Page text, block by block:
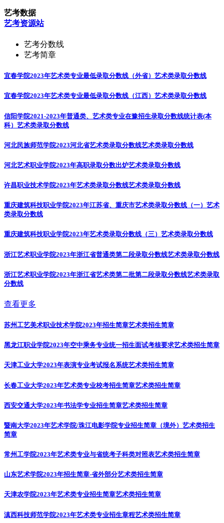
艺考数据
艺考资源站
艺考分数线
艺考简章
宜春学院2023年艺术类专业最低录取分数线（外省） 艺术类录取分数线
宜春学院2023年艺术类专业最低录取分数线（江西） 艺术类录取分数线
信阳学院2021-2023年普通类、艺术类专业在豫招生录取分数线统计表(本
科） 艺术类录取分数线
河北民族师范学院2023河北省艺术类录取分数线艺术类录取分数线
河北艺术职业学院2023年高职录取分数出炉艺术类录取分数线
许昌职业技术学院2023年艺术类录取分数线艺术类录取分数线
重庆建筑科技职业学院2023年江苏省、重庆市艺术类录取分数线（一） 艺术
类录取分数线
重庆建筑科技职业学院2023年艺术类录取分数线（三） 艺术类录取分数线
浙江艺术职业学院2023年浙江省普通类第二段录取分数线艺术类录取分数线
浙江艺术职业学院2023年浙江省艺术类第二批第二段录取分数线艺术类录取
分数线
查看更多
苏州工艺美术职业技术学院2023年招生简章艺术类招生简章
黑龙江职业学院2023年空中乘务专业统一招生面试考核要求艺术类招生简章
天津工业大学2023年表演专业考试报名系统艺术类招生简章
长春工业大学2023年艺术类专业校考招生简章艺术类招生简章
西安交通大学2023年书法学专业招生简章艺术类招生简章
暨南大学2023年艺术学院/珠江电影学院专业招生简章（境外） 艺术类招生
简章
常州工学院2023年艺术类专业与省统考子科类对照表艺术类招生简章
山东艺术学院2023年招生简章-省外部分艺术类招生简章
天津农学院2023年艺术类专业招生简章艺术类招生简章
滇西科技师范学院2023年艺术类专业招生章程艺术类招生简章